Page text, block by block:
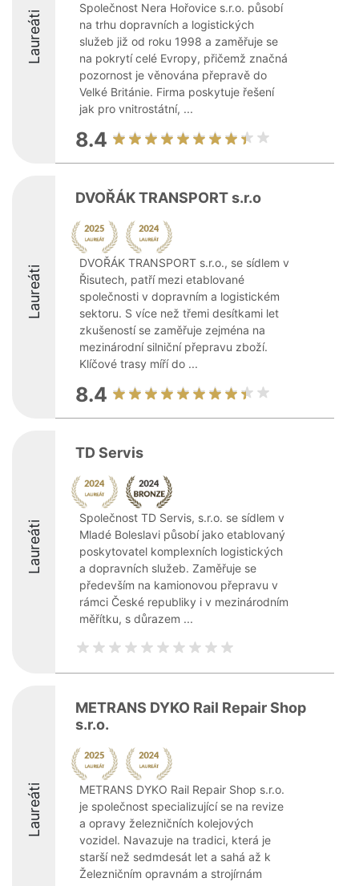
Laureáti
Společnost Nera Hořovice s.r.o. působí
na trhu dopravních a logistických
služeb již od roku 1998 a zaměřuje se
na pokrytí celé Evropy, přičemž značná
pozornost je věnována přepravě do
Velké Británie. Firma poskytuje řešení
jak pro vnitrostátní, ...
8.4
Laureáti
DVOŘÁK TRANSPORT s.r.o
DVOŘÁK TRANSPORT s.r.o., se sídlem v
Řisutech, patří mezi etablované
společnosti v dopravním a logistickém
sektoru. S více než třemi desítkami let
zkušeností se zaměřuje zejména na
mezinárodní silniční přepravu zboží.
Klíčové trasy míří do ...
8.4
Laureáti
TD Servis
Společnost TD Servis, s.r.o. se sídlem v
Mladé Boleslavi působí jako etablovaný
poskytovatel komplexních logistických
a dopravních služeb. Zaměřuje se
především na kamionovou přepravu v
rámci České republiky i v mezinárodním
měřítku, s důrazem ...
Laureáti
METRANS DYKO Rail Repair Shop
s.r.o.
METRANS DYKO Rail Repair Shop s.r.o.
je společnost specializující se na revize
a opravy železničních kolejových
vozidel. Navazuje na tradici, která je
starší než sedmdesát let a sahá až k
Železničním opravnám a strojírnám